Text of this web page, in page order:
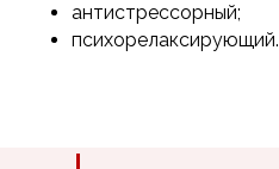
антистрессорный;
психорелаксирующий.